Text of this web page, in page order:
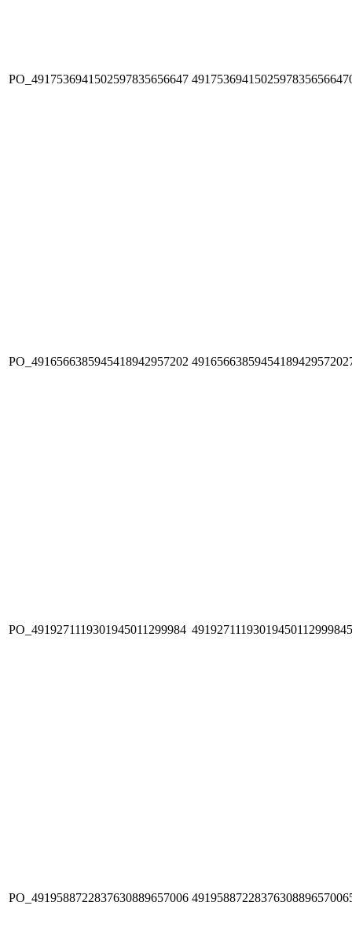
PO_4917536941502597835656647
PO_4916566385945418942957202
PO_4919271119301945011299984
PO_4919588722837630889657006